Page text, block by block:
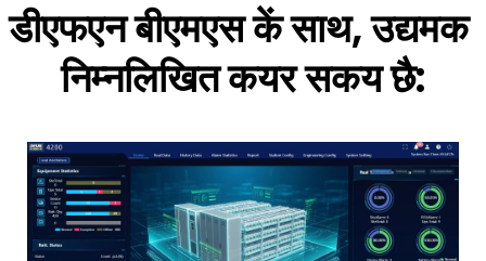
डीएफएन बीएमएस कें साथ, उद्यमक
निम्नलिखित कयर सकय छै: